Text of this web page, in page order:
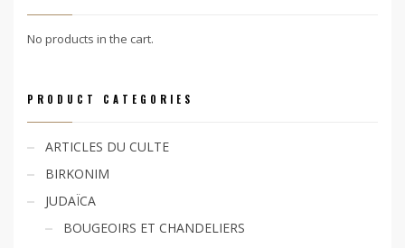
No products in the cart.
PRODUCT CATEGORIES
ARTICLES DU CULTE
BIRKONIM
JUDAÏCA
BOUGEOIRS ET CHANDELIERS